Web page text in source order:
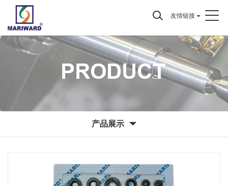
友情链接
产品展示